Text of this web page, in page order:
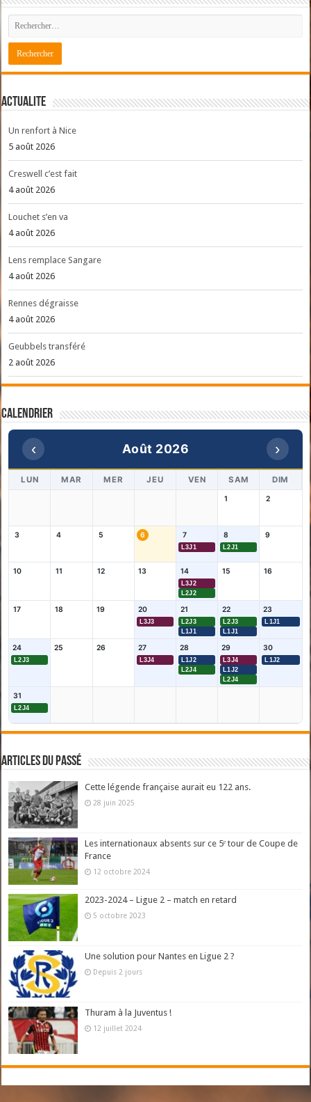
ACTUALITE
Un renfort à Nice
5 août 2026
Creswell c’est fait
4 août 2026
Louchet s’en va
4 août 2026
Lens remplace Sangare
4 août 2026
Rennes dégraisse
4 août 2026
Geubbels transféré
2 août 2026
Calendrier
‹ Août 2026 ›
LUN MAR MER JEU VEN SAM DIM
1 2
3 4 5 6 7
L3J1
8
L2J1
9
10 11 12 13 14
L3J2
L2J2
15 16
17 18 19 20
L3J3
21
L2J3
L1J1
22
L2J3
L1J1
23
L1J1
24
L2J3
25 26 27
L3J4
28
L1J2
L2J4
29
L3J4
L1J2
L2J4
30
L1J2
31
L2J4
Articles du passé
Cette légende française aurait eu 122 ans.
28 juin 2025
Les internationaux absents sur ce 5ᵉ tour de Coupe de
France
12 octobre 2024
2023-2024 – Ligue 2 – match en retard
5 octobre 2023
Une solution pour Nantes en Ligue 2 ?
Depuis 2 jours
Thuram à la Juventus !
12 juillet 2024